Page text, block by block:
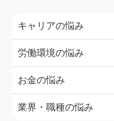
キャリアの悩み
労働環境の悩み
お金の悩み
業界・職種の悩み